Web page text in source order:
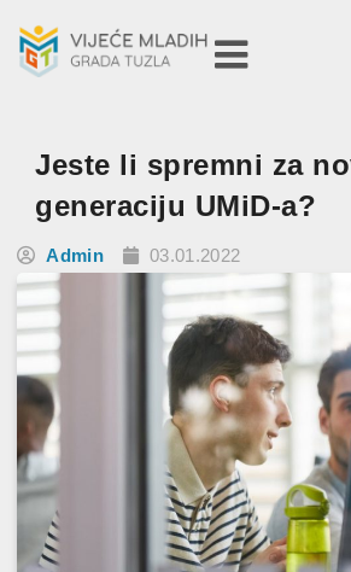
Jeste li spremni za
generaciju UMiD-a?
Admin 03.01.2022